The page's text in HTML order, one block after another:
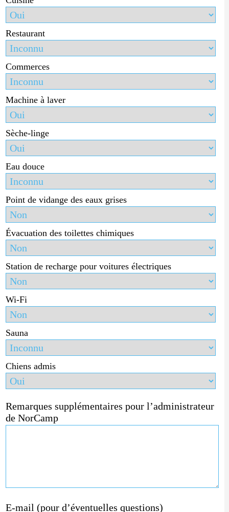
Restaurant
Commerces
Machine à laver
Sèche-linge
Eau douce
Point de vidange des eaux grises
Évacuation des toilettes chimiques
Station de recharge pour voitures électriques
Wi-Fi
Sauna
Chiens admis
Remarques supplémentaires pour l’administrateur
de NorCamp
E-mail (pour d’éventuelles questions)